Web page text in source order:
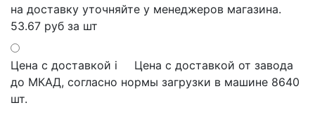
на доставку уточняйте у менеджеров магазина.
53.67 руб за шт
Цена с доставкой i
Цена с доставкой от завода
до МКАД, согласно нормы загрузки в машине 8640
шт.